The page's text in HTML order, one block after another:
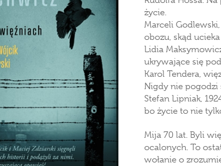
życie.
Marceli
obozu, skąd
Lidia
ukrywające się
Karol Tendera,
Nigdy nie pogodzi
Stefan Lipniak,
bo życie to nie
Mija 70 lat. Byli
ocalonych. To
wołanie o